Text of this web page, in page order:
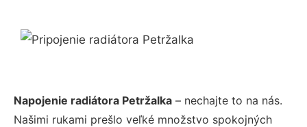
Napojenie radiátora Petržalka – nechajte to na nás.
Našimi rukami prešlo veľké množstvo spokojných